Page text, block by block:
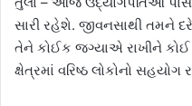
સારી રહેશે. જીવનસાથી તમને
તેને કોઈક જગ્યાએ રાખીને
ક્ષેત્રમાં વરિષ્ઠ લોકોનો સહયોગ